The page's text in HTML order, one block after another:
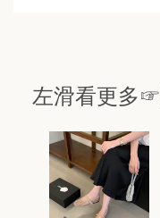
左滑看更多☞